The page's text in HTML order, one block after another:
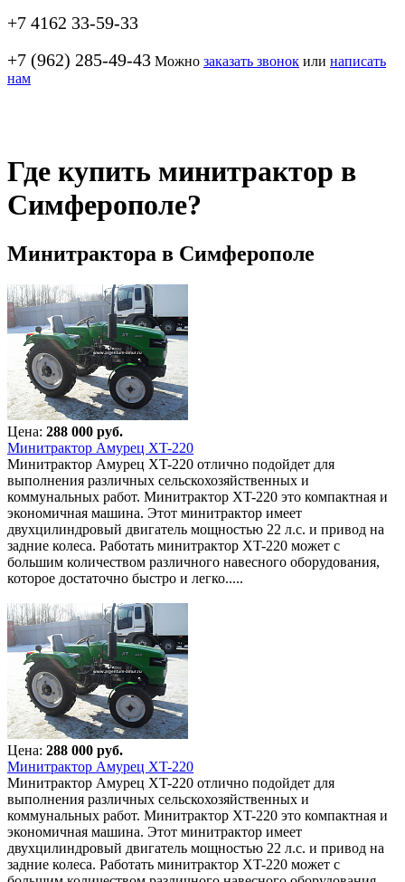
+7 4162 33-59-33
+7 (962) 285-49-43 Можно заказать звонок или написать
нам
Где купить минитрактор в
Симферополе?
Минитрактора в Симферополе
Цена: 288 000 руб.
Минитрактор Амурец XT-220
Минитрактор Амурец XT-220 отлично подойдет для
выполнения различных сельскохозяйственных и
коммунальных работ. Минитрактор XT-220 это компактная и
экономичная машина. Этот минитрактор имеет
двухцилиндровый двигатель мощностью 22 л.с. и привод на
задние колеса. Работать минитрактор XT-220 может с
большим количеством различного навесного оборудования,
которое достаточно быстро и легко.....
Цена: 288 000 руб.
Минитрактор Амурец XT-220
Минитрактор Амурец XT-220 отлично подойдет для
выполнения различных сельскохозяйственных и
коммунальных работ. Минитрактор XT-220 это компактная и
экономичная машина. Этот минитрактор имеет
двухцилиндровый двигатель мощностью 22 л.с. и привод на
задние колеса. Работать минитрактор XT-220 может с